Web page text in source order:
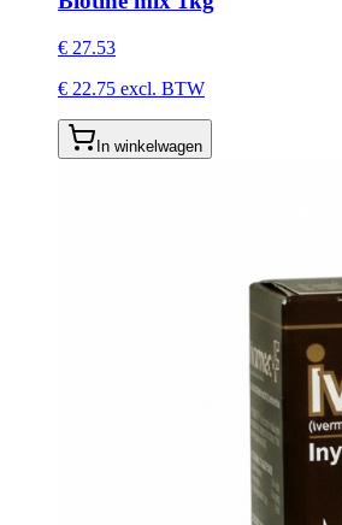
€ 27.53
€ 22.75 excl. BTW
In winkelwagen